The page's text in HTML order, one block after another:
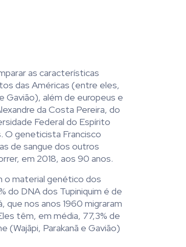
as características
das Américas (entre eles,
Gavião), além de europeus e
da Costa Pereira, do
Federal do Espírito
O geneticista Francisco
de sangue dos outros
em 2018, aos 90 anos.
o material genético dos
do DNA dos Tupiniquim é de
que nos anos 1960 migraram
têm, em média, 77,3% de
(Wajãpi, Parakanã e Gavião)